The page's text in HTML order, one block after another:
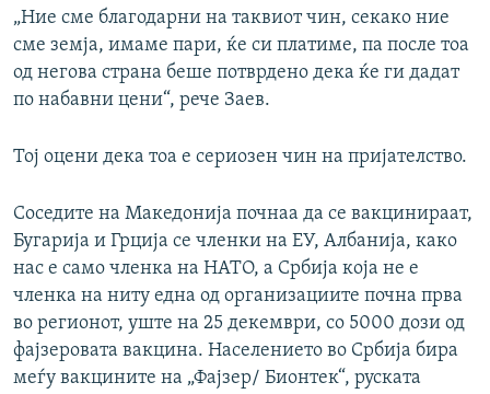
„Ние сме благодарни на таквиот чин, секако ние
сме земја, имаме пари, ќе си платиме, па после тоа
од негова страна беше потврдено дека ќе ги дадат
по набавни цени“, рече Заев.
Тој оцени дека тоа е сериозен чин на пријателство.
Соседите на Македонија почнаа да се вакцинираат,
Бугарија и Грција се членки на ЕУ, Албанија, како
нас е само членка на НАТО, а Србија која не е
членка на ниту една од организациите почна прва
во регионот, уште на 25 декември, со 5000 дози од
фајзеровата вакцина. Населението во Србија бира
меѓу вакцините на „Фајзер/ Бионтек“, руската